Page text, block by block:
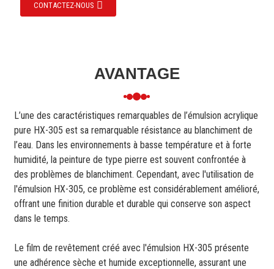
CONTACTEZ-NOUS
AVANTAGE
L’une des caractéristiques remarquables de l’émulsion acrylique
pure HX-305 est sa remarquable résistance au blanchiment de
l’eau. Dans les environnements à basse température et à forte
humidité, la peinture de type pierre est souvent confrontée à
des problèmes de blanchiment. Cependant, avec l'utilisation de
l'émulsion HX-305, ce problème est considérablement amélioré,
offrant une finition durable et durable qui conserve son aspect
dans le temps.
Le film de revêtement créé avec l'émulsion HX-305 présente
une adhérence sèche et humide exceptionnelle, assurant une